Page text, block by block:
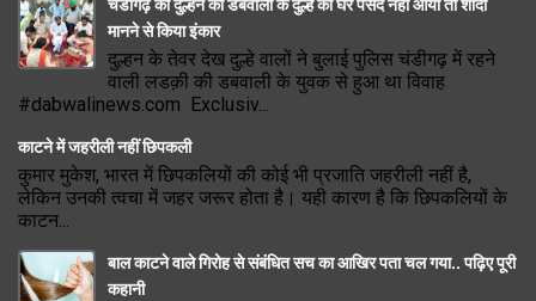
मानने से किया इंकार
दुल्हन के तेवर देख दुल्हे वालों ने बुलाई पुलिस चंडीगढ़ में रहने
वाली लडक़ी की डबवाली के युवक से हुआ था विवाह
#dabwalinews.com Exclusiv...
काटने में जहरीली नहीं छिपकली
कुमार मुकेश, भारत में छिपकलियों की कोई भी प्रजाति जहरीली नहीं है,
लेकिन उनकी त्वचा में जहर जरूर होता है। यही कारण है कि छिपकलियों के
काटन...
बाल काटने वाले गिरोह से संबंधित सच का आखिर पता चल गया.. पढ़िए पूरी
कहानी